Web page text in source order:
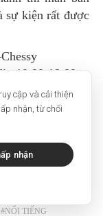
nhận, từ chối
nhận
sự kiện rất được
10:00-18:00
thay đổi, giá từ
#NỔI TIẾNG